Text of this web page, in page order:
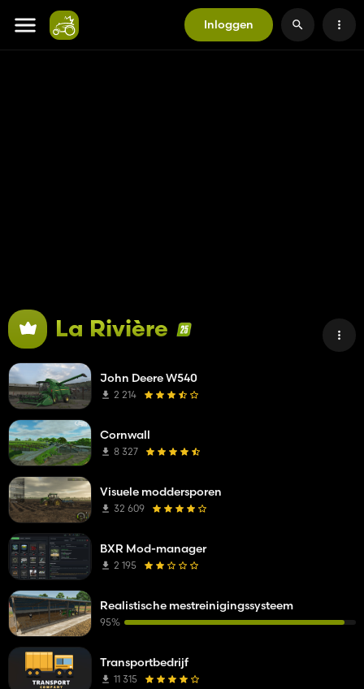
Inloggen
La Rivière
John Deere W540
2 214
Cornwall
8 327
Visuele moddersporen
32 609
BXR Mod-manager
2 195
Realistische mestreinigingssysteem
95%
Transportbedrijf
11 315